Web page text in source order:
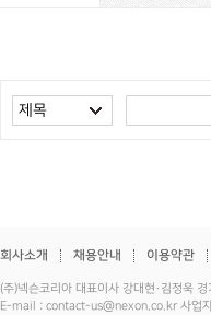
제목
회사소개 채용안내 이용약관
(주)넥슨코리아 대표이사 강대현·김정
E-mail : contact-us@nexon.co.kr 사업